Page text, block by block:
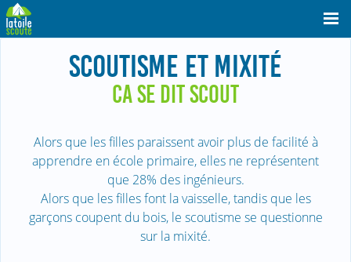
SCOUTISME ET MIXITÉ
CA SE DIT SCOUT
Alors que les filles paraissent avoir plus de facilité à
apprendre en école primaire, elles ne représentent
que 28% des ingénieurs.
Alors que les filles font la vaisselle, tandis que les
garçons coupent du bois, le scoutisme se questionne
sur la mixité.